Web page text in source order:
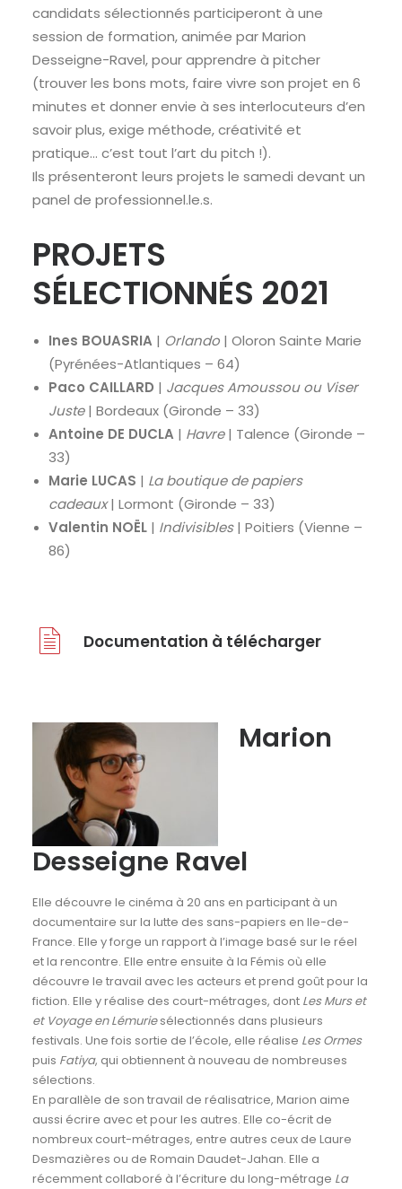
candidats sélectionnés participeront à une
session de formation, animée par Marion
Desseigne-Ravel, pour apprendre à pitcher
(trouver les bons mots, faire vivre son projet en 6
minutes et donner envie à ses interlocuteurs d’en
savoir plus, exige méthode, créativité et
pratique… c’est tout l’art du pitch !).
Ils présenteront leurs projets le samedi devant un
panel de professionnel.le.s.
PROJETS
SÉLECTIONNÉS 2021
Ines BOUASRIA | Orlando | Oloron Sainte Marie
(Pyrénées-Atlantiques – 64)
Paco CAILLARD | Jacques Amoussou ou Viser
Juste| Bordeaux (Gironde – 33)
Antoine DE DUCLA | Havre| Talence (Gironde –
33)
Marie LUCAS | La boutique de papiers
cadeaux| Lormont (Gironde – 33)
Valentin NOËL | Indivisibles| Poitiers (Vienne –
86)
Documentation à télécharger
Marion
Desseigne Ravel
Elle découvre le cinéma à 20 ans en participant à un
documentaire sur la lutte des sans-papiers en Ile-de-
France. Elle y forge un rapport à l’image basé sur le réel
et la rencontre. Elle entre ensuite à la Fémis où elle
découvre le travail avec les acteurs et prend goût pour la
fiction. Elle y réalise des court-métrages, dont Les Murs et
et Voyage en Lémuriesélectionnés dans plusieurs
festivals. Une fois sortie de l’école, elle réalise Les Ormes
puis Fatiya, qui obtiennent à nouveau de nombreuses
sélections.
En parallèle de son travail de réalisatrice, Marion aime
aussi écrire avec et pour les autres. Elle co-écrit de
nombreux court-métrages, entre autres ceux de Laure
Desmazières ou de Romain Daudet-Jahan. Elle a
récemment collaboré à l’écriture du long-métrage La